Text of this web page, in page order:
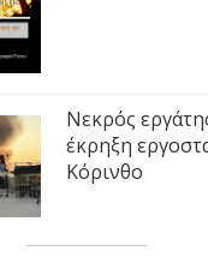
Νεκρός
έκρηξη
Κόρινθο